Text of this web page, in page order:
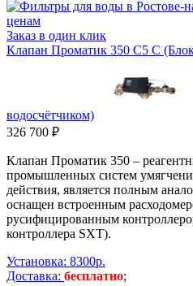
Заказ в один клик
Клапан Проматик 350 C5 C
водосчётчиком)
326 700 ₽
Клапан Проматик 350 –
промышленных систем
действия, является полным
оснащен встроенным
русифицированным
контроллера SXT).
Установка: 8300р.
Доставка: бесплатно;